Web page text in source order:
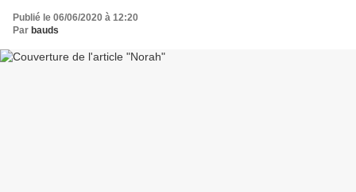
Publié le 06/06/2020 à 12:20
Par bauds